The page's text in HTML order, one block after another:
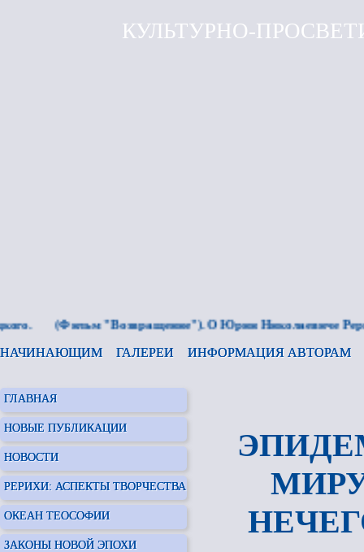
КУЛЬТУРНО-
(Фильм "Возвращение"). О Юрии Николаевиче Рерихе.
НАЧИНАЮЩИМ ГАЛЕРЕИ ИНФОРМАЦИЯ АВТОРАМ
ГЛАВНАЯ
НОВЫЕ ПУБЛИКАЦИИ
НОВОСТИ
РЕРИХИ: АСПЕКТЫ ТВОРЧЕСТВА
ОКЕАН ТЕОСОФИИ
ЗАКОНЫ НОВОЙ ЭПОХИ